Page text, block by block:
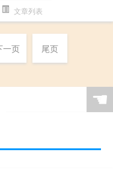
文章列表
一页 尾页
☚